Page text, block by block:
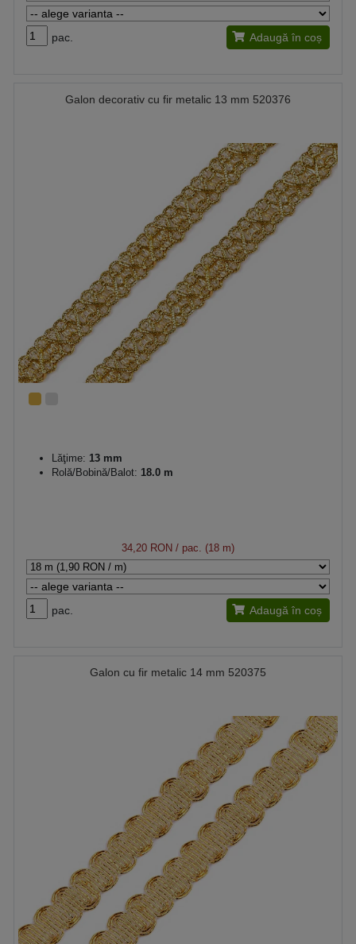
pac. Adaugă în coș
Galon decorativ cu fir metalic 13 mm 520376
Lăţime: 13 mm
Rolă/Bobină/Balot: 18.0 m
34,20 RON / pac. (18 m)
pac. Adaugă în coș
Galon cu fir metalic 14 mm 520375